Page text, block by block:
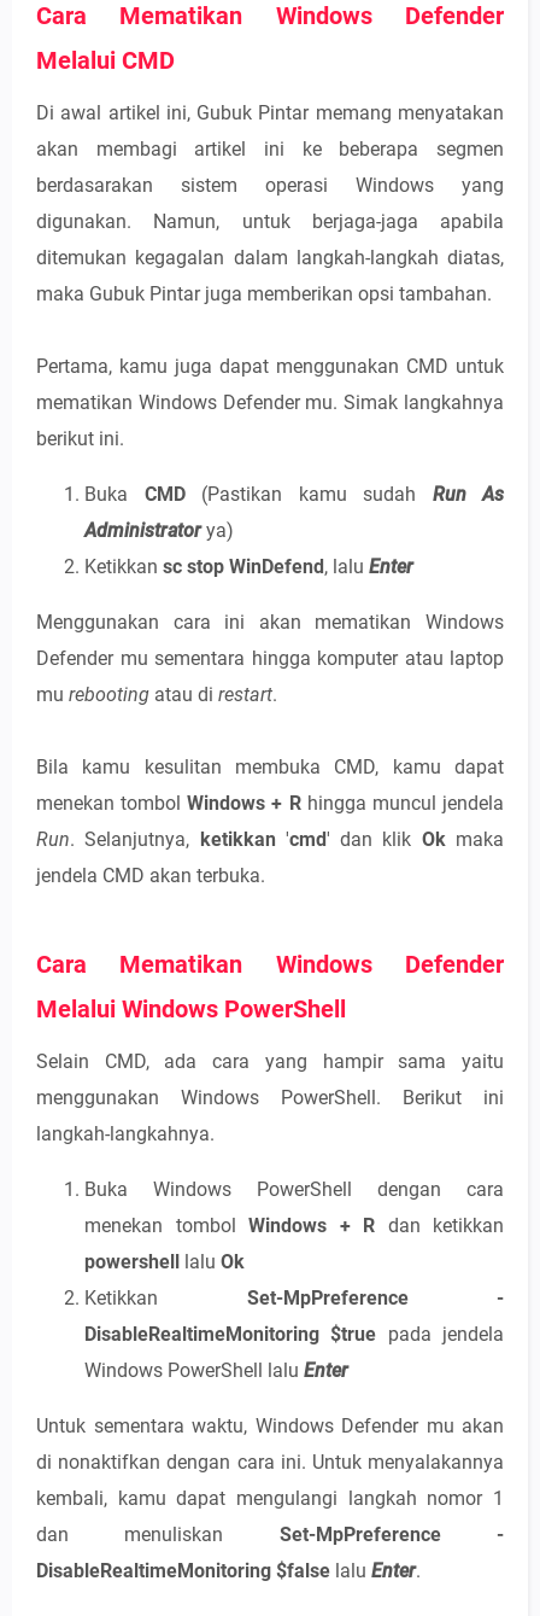
Cara Mematikan Windows Defender
Melalui CMD
Di awal artikel ini, Gubuk Pintar memang menyatakan
akan membagi artikel ini ke beberapa segmen
berdasarakan sistem operasi Windows yang
digunakan. Namun, untuk berjaga-jaga apabila
ditemukan kegagalan dalam langkah-langkah diatas,
maka Gubuk Pintar juga memberikan opsi tambahan.
Pertama, kamu juga dapat menggunakan CMD untuk
mematikan Windows Defender mu. Simak langkahnya
berikut ini.
Buka CMD (Pastikan kamu sudah Run As
Administratorya)
Ketikkan sc stop WinDefend, lalu Enter
Menggunakan cara ini akan mematikan Windows
Defender mu sementara hingga komputer atau laptop
mu rebooting atau di restart.
Bila kamu kesulitan membuka CMD, kamu dapat
menekan tombolWindows + Rhingga muncul jendela
Run. Selanjutnya, ketikkan 'cmd' dan klik Okmaka
jendela CMD akan terbuka.
Cara Mematikan Windows Defender
Melalui Windows PowerShell
Selain CMD, ada cara yang hampir sama yaitu
menggunakan Windows PowerShell. Berikut ini
langkah-langkahnya.
Buka Windows PowerShell dengan cara
menekan tombol Windows + R dan ketikkan
powershell lalu Ok
Ketikkan Set-MpPreference -
DisableRealtimeMonitoring $true pada jendela
Windows PowerShell lalu Enter
Untuk sementara waktu, Windows Defender mu akan
di nonaktifkan dengan cara ini. Untuk menyalakannya
kembali, kamu dapat mengulangi langkah nomor 1
dan menuliskan Set-MpPreference -
DisableRealtimeMonitoring $false lalu Enter.